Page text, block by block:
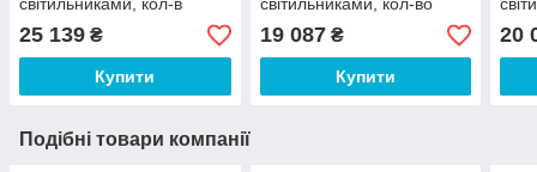
світильниками, кол-в
драйверів — 8, потужність
450W.
25 139 ₴
Купити
світильниками, кол-во
драйверів — 8, потужність
350W.
19 087₴
Купити
20
Подібні товари компанії